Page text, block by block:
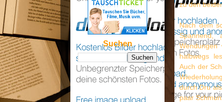
zu den
Nach dem
halbwegs
Auch der
durch Dru
paar
Suchen